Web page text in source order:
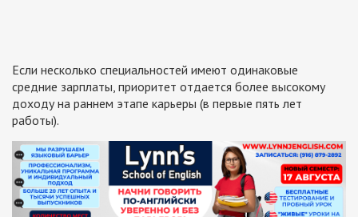
Если несколько специальностей имеют одинаковые
средние зарплаты, приоритет отдается более высокому
доходу на раннем этапе карьеры (в первые пять лет
работы).